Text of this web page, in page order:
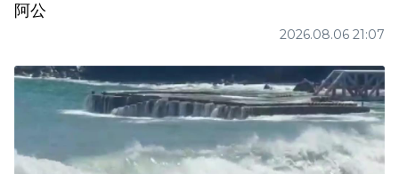
阿公
2026.08.06 21:07